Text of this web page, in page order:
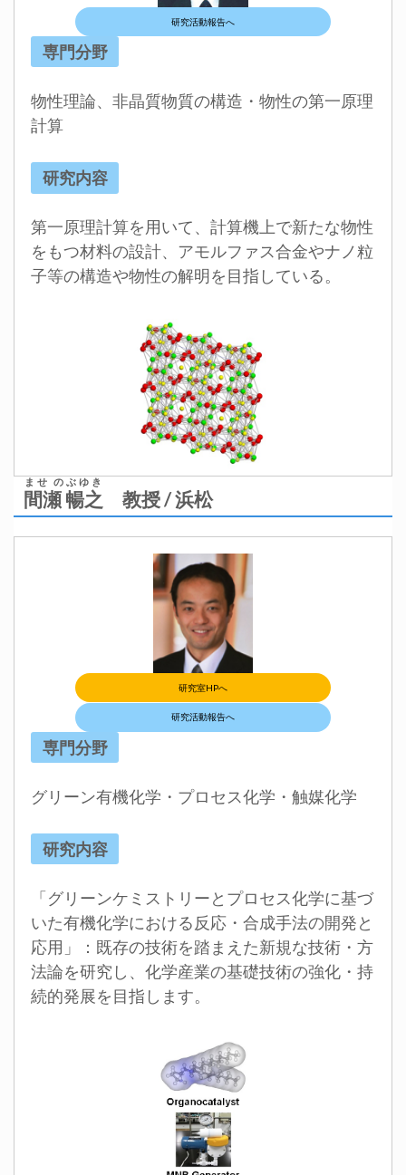
研究活動報告へ
専門分野
物性理論、非晶質物質の構造・物性の第一原理
計算
研究内容
第一原理計算を用いて、計算機上で新たな物性
をもつ材料の設計、アモルファス合金やナノ粒
子等の構造や物性の解明を目指している。
間瀬 暢之
ませ のぶゆき
教授 / 浜松
研究室HPへ
研究活動報告へ
専門分野
グリーン有機化学・プロセス化学・触媒化学
研究内容
「グリーンケミストリーとプロセス化学に基づ
いた有機化学における反応・合成手法の開発と
応用」：既存の技術を踏まえた新規な技術・方
法論を研究し、化学産業の基礎技術の強化・持
続的発展を目指します。